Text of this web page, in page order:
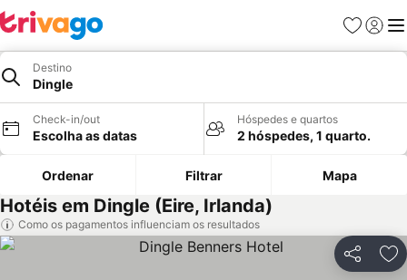
Favoritos
Iniciar
Destino
Dingle
Check-in/out
Escolha as datas
Hóspedes e quartos
2 hóspedes, 1 quarto.
Ordenar Filtrar Mapa
Hotéis em Dingle (Eire, Irlanda)
Como os pagamentos influenciam os resultados
Partilhar